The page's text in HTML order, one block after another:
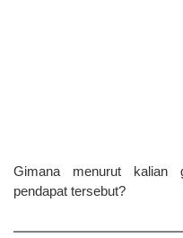
Gimana menurut kalian
pendapat tersebut?